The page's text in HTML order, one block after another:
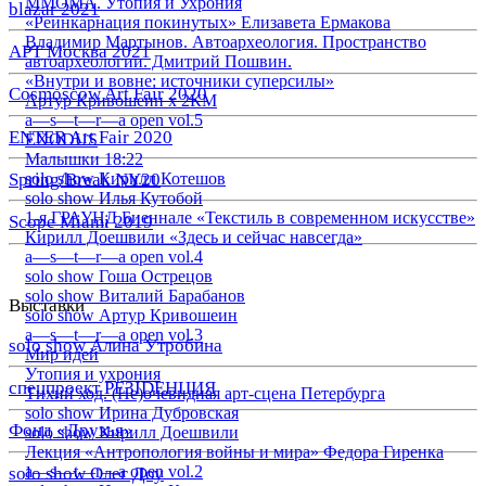
blazar 2021
АРТ Москва 2021
Cosmoscow Art Fair 2020
ENTER Art Fair 2020
Spring/Break NY20
Scope Miami 2019
Выставки
solo show Алина Утробина
спецпроект РЕЗIDЕНЦИЯ
Фонд «Друзья»
solo show Олег Доу
«Реинкарнация покинутых» Елизавета Ермакова
Владимир Мартынов. Автоархеология. Пространство
автоархеологии. Дмитрий Пошвин.
«Внутри и вовне: источники суперсилы»
Артур Кривошеин х 2КМ
a—s—t—r—a open vol.5
EXODUS
Малышки 18:22
solo show Кирилл Котешов
solo show Илья Кутобой
1-я ГРАУНД Биеннале «Текстиль в современном искусстве»
Кирилл Доешвили «Здесь и сейчас навсегда»
a—s—t—r—a open vol.4
solo show Гоша Острецов
solo show Виталий Барабанов
solo show Артур Кривошеин
a—s—t—r—a open vol.3
Мир идей
Утопия и ухрония
Тихий ход. (Не)очевидная арт-сцена Петербурга
solo show Ирина Дубровская
solo show Кирилл Доешвили
Лекция «Антропология войны и мира» Федора Гиренка
a—s—t—r—a open vol.2